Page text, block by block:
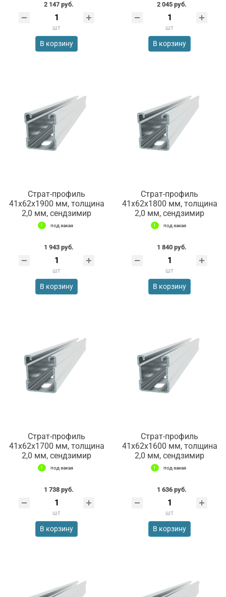
2 147 руб.
шт
В корзину
2 045 руб.
шт
В корзину
Страт-профиль
41х62х1900 мм, толщина
2,0 мм, сендзимир
под заказ
1 943 руб.
шт
В корзину
Страт-профиль
41х62х1800 мм, толщина
2,0 мм, сендзимир
под заказ
1 840 руб.
шт
В корзину
Страт-профиль
41х62х1700 мм, толщина
2,0 мм, сендзимир
под заказ
1 738 руб.
шт
В корзину
Страт-профиль
41х62х1600 мм, толщина
2,0 мм, сендзимир
под заказ
1 636 руб.
шт
В корзину